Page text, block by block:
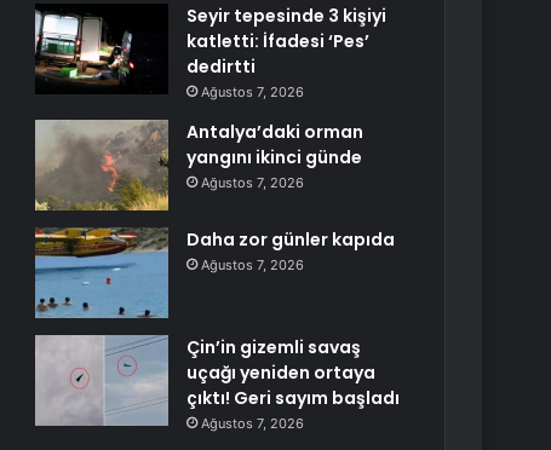
Seyir tepesinde 3 kişiyi
katletti: İfadesi ‘Pes’
dedirtti
Ağustos 7, 2026
Antalya’daki orman
yangını ikinci günde
Ağustos 7, 2026
Daha zor günler kapıda
Ağustos 7, 2026
Çin’in gizemli savaş
uçağı yeniden ortaya
çıktı! Geri sayım başladı
Ağustos 7, 2026